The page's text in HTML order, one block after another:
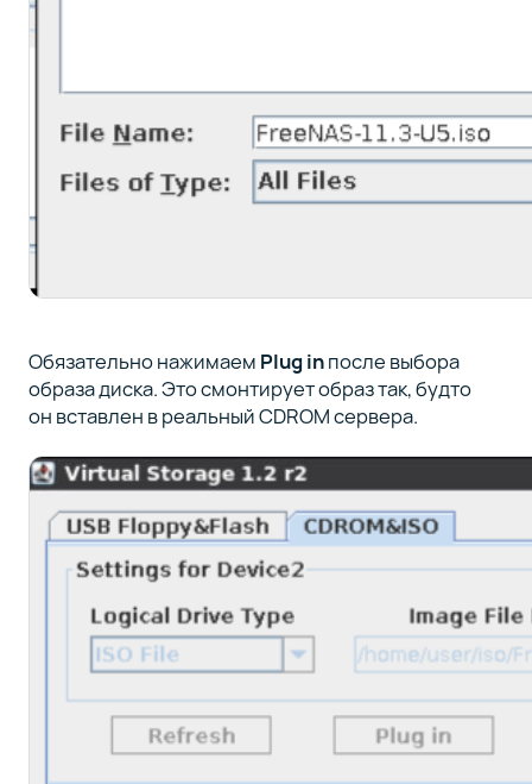
Обязательно нажимаем Plug inпосле выбора
образа диска. Это смонтирует образ так, будто
он вставлен в реальный CDROM сервера.